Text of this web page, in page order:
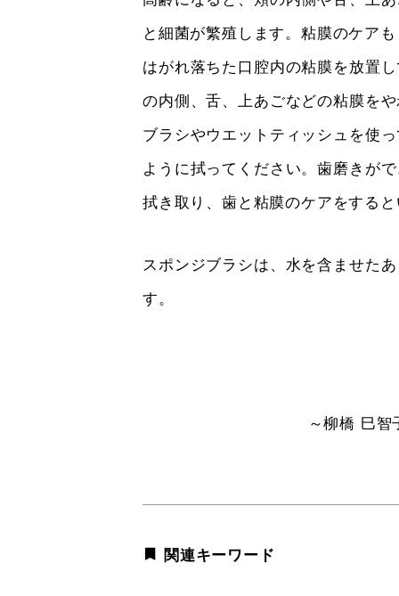
と細菌が繁殖します。粘膜のケア
はがれ落ちた口腔内の粘膜を放置
の内側、舌、上あごなどの粘膜を
ブラシやウエットティッシュを使
ように拭ってください。歯磨きが
拭き取り、歯と粘膜のケアをする
スポンジブラシは、水を含ませた
す。
～柳橋 巳智
関連キーワード